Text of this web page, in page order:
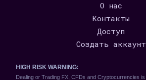
О нас
Контакты
Доступ
Создать аккаунт